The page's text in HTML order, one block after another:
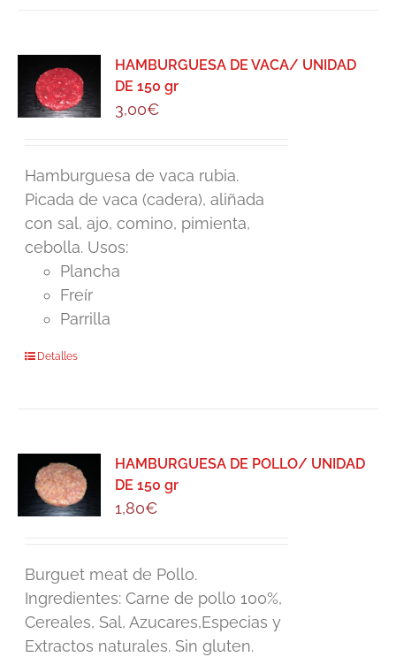
HAMBURGUESA DE VACA/ UNIDAD
DE 150 gr
3,00€
Hamburguesa de vaca rubia.
Picada de vaca (cadera), aliñada
con sal, ajo, comino, pimienta,
cebolla. Usos:
Plancha
Freír
Parrilla
Detalles
HAMBURGUESA DE POLLO/ UNIDAD
DE 150 gr
1,80€
Burguet meat de Pollo.
Ingredientes: Carne de pollo 100%,
Cereales, Sal, Azucares,Especias y
Extractos naturales. Sin gluten.